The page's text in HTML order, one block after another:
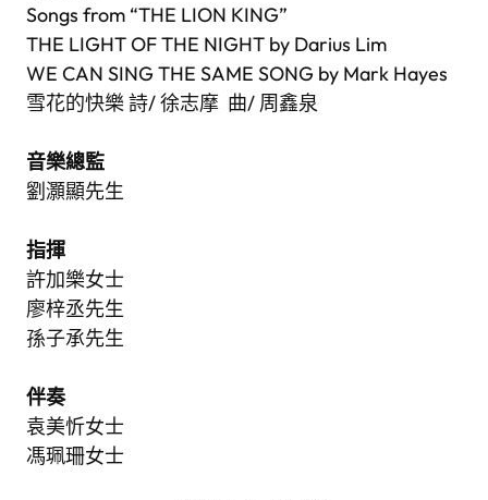
Songs from “THE LION KING”
THE LIGHT OF THE NIGHT by Darius Lim
WE CAN SING THE SAME SONG by Mark Hayes
雪花的快樂 詩/ 徐志摩 曲/ 周鑫泉
音樂總監
劉灝顯先生
指揮
許加樂女士
廖梓丞先生
孫子承先生
伴奏
袁美忻女士
馮珮珊女士